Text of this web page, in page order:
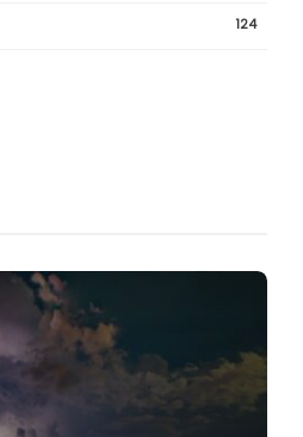
124